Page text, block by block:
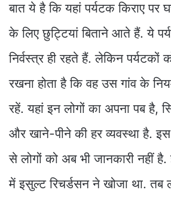
बात ये है कि यहां पर्यटक किराए
के लिए छुट्टियां बिताने आते हैं. ये
निर्वस्त्र ही रहते हैं. लेकिन पर्यटकों
रखना होता है कि वह उस गांव के
रहें. यहां इन लोगों का अपना पब है,
और खाने-पीने की हर व्यवस्था है.
से लोगों को अब भी जानकारी नहीं
में इसुल्ट रिचर्डसन ने खोजा था. तब